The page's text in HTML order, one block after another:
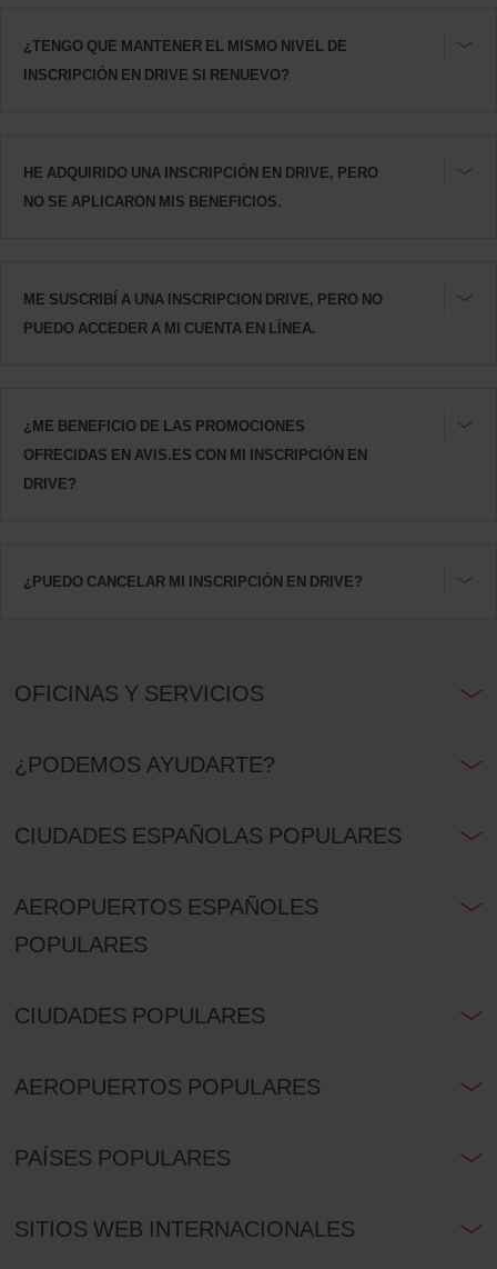
¿TENGO QUE MANTENER EL MISMO NIVEL DE
INSCRIPCIÓN EN DRIVE SI RENUEVO?
HE ADQUIRIDO UNA INSCRIPCIÓN EN DRIVE, PERO
NO SE APLICARON MIS BENEFICIOS.
ME SUSCRIBÍ A UNA INSCRIPCION DRIVE, PERO NO
PUEDO ACCEDER A MI CUENTA EN LÍNEA.
¿ME BENEFICIO DE LAS PROMOCIONES
OFRECIDAS EN AVIS.ES CON MI INSCRIPCIÓN EN
DRIVE?
¿PUEDO CANCELAR MI INSCRIPCIÓN EN DRIVE?
OFICINAS Y SERVICIOS
¿PODEMOS AYUDARTE?
CIUDADES ESPAÑOLAS POPULARES
AEROPUERTOS ESPAÑOLES
POPULARES
CIUDADES POPULARES
AEROPUERTOS POPULARES
PAÍSES POPULARES
SITIOS WEB INTERNACIONALES